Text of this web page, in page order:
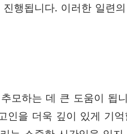
행됩니다. 이러한 일련
모하는 데 큰 도움이 됩
인을 더욱 깊이 있게 기